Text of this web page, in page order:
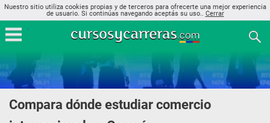
Nuestro sitio utiliza cookies propias y de terceros para ofrecerte una mejor experiencia
de usuario. Si continúas navegando aceptás su uso.. Cerrar
Compara dónde estudiar comercio